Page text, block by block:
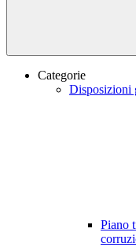
Categorie
Disposizioni
Piano